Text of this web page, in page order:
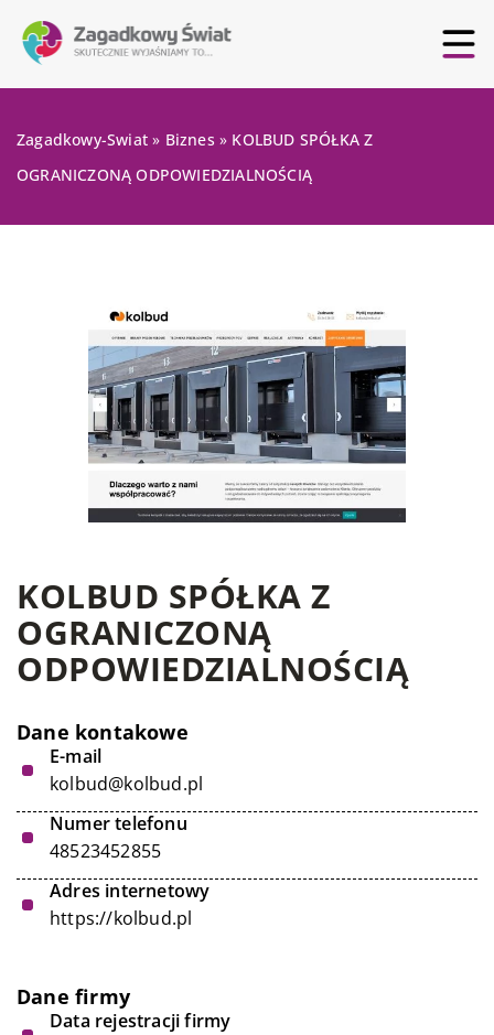
Zagadkowy-Swiat » Biznes » KOLBUD SPÓŁKA Z
OGRANICZONĄ ODPOWIEDZIALNOŚCIĄ
KOLBUD SPÓŁKA Z
OGRANICZONĄ
ODPOWIEDZIALNOŚCIĄ
Dane kontakowe
E-mail
kolbud@kolbud.pl
Numer telefonu
48523452855
Adres internetowy
https://kolbud.pl
Dane firmy
Data rejestracji firmy